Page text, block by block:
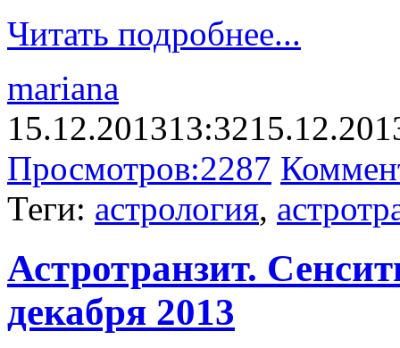
Читать подробнее...
mariana
15.12.201313:32
Просмотров:2287
Теги: астрология,
Астротранзит.
декабря 2013